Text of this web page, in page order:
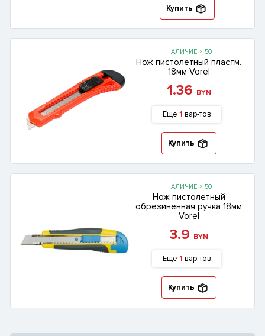
Купить
НАЛИЧИЕ > 50
Нож пистолетный пластм.
18мм Vorel
1.36 BYN
Еще 1 вар-тов
Купить
НАЛИЧИЕ > 50
Нож пистолетный
обрезиненная ручка 18мм
Vorel
3.9 BYN
Еще 1 вар-тов
Купить